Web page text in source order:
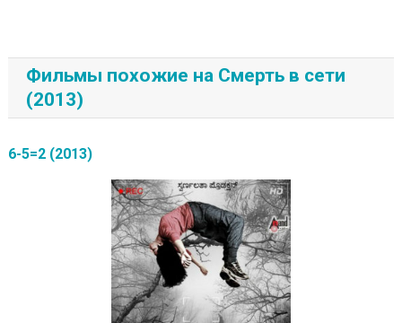
Фильмы похожие на Смерть в сети
(2013)
6-5=2 (2013)